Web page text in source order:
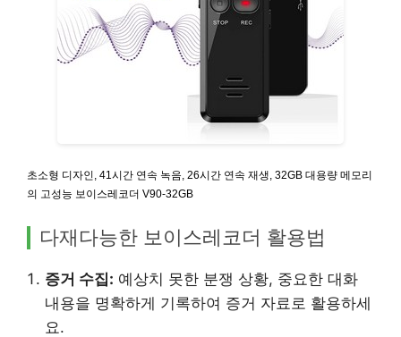
초소형 디자인, 41시간 연속 녹음, 26시간 연속 재생, 32GB 대용량 메모리
의 고성능 보이스레코더 V90-32GB
다재다능한 보이스레코더 활용법
증거 수집: 예상치 못한 분쟁 상황, 중요한 대화
내용을 명확하게 기록하여 증거 자료로 활용하세
요.